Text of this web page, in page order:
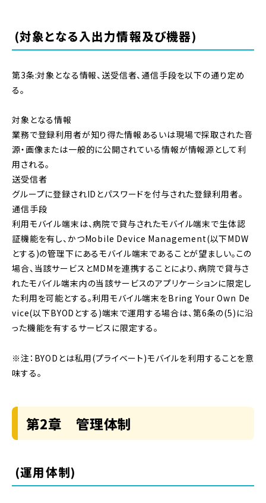
(対象となる入出力情報及び機器)
第3条:対象となる情報、送受信者、通信手段を以下の通り定め
る。
対象となる情報
業務で登録利用者が知り得た情報あるいは現場で採取された音
源・画像または一般的に公開されている情報が情報源として利
用される。
送受信者
グループに登録されIDとパスワードを付与された登録利用者。
通信手段
利用モバイル端末は、病院で貸与されたモバイル端末で生体認
証機能を有し、かつMobile Device Management(以下MDW
とする)の管理下にあるモバイル端末であることが望ましい。この
場合、当該サービスとMDMを連携することにより、病院で貸与さ
れたモバイル端末内の当該サービスのアプリケーションに限定し
た利用を可能とする。利用モバイル端末をBring Your Own De
vice(以下BYODとする)端末で運用する場合は、第6条の(5)に沿
った機能を有するサービスに限定する。
※注：BYODとは私用(プライベート)モバイルを利用することを意
味する。
第2章 管理体制
(運用体制)